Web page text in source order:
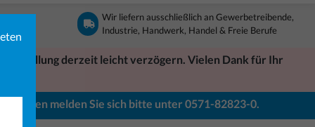
Wir liefern ausschließlich an Gewerbetreibende,
Industrie, Handwerk, Handel & Freie Berufe
Bestellung derzeit leicht verzögern. Vielen Dank für Ihr
Fragen melden Sie sich bitte unter 0571-82823-0.